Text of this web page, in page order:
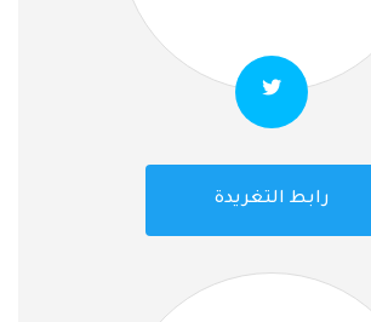
رابط التغريدة